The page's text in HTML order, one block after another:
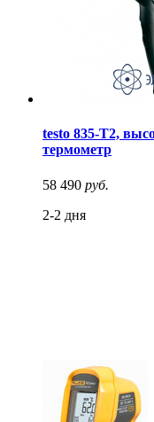
testo 835-T2,
термометр
58 490 руб.
2-2 дня